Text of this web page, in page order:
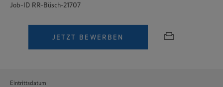
Job-ID RR-Büsch-21707
JETZT BEWERBEN
Eintrittsdatum